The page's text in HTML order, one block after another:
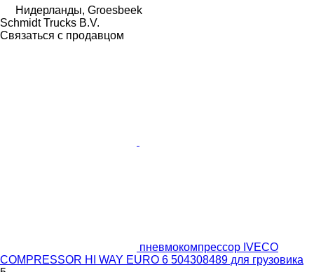
Нидерланды, Groesbeek
Schmidt Trucks B.V.
Связаться с продавцом
пневмокомпрессор IVECO
COMPRESSOR HI WAY EURO 6 504308489 для грузовика